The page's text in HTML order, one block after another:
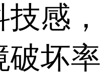
感，
破坏率